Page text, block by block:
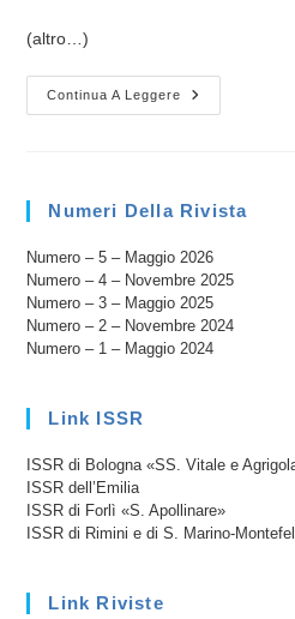
(altro…)
Continua A Leggere
Insegnare
Con
Numeri Della Rivista
Numero – 5 – Maggio 2026
Numero – 4 – Novembre 2025
Numero – 3 – Maggio 2025
Numero – 2 – Novembre 2024
Numero – 1 – Maggio 2024
Link ISSR
ISSR di Bologna «SS. Vitale e
ISSR dell’Emilia
ISSR di Forlì «S. Apollinare»
ISSR di Rimini e di S. Marino-
Link Riviste